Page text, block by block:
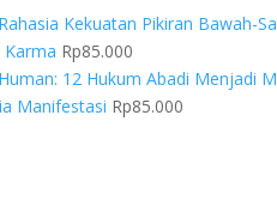
Kekuatan Pikiran Bawah-
Rp85.000
12 Hukum Abadi Menjadi
Manifestasi Rp85.000